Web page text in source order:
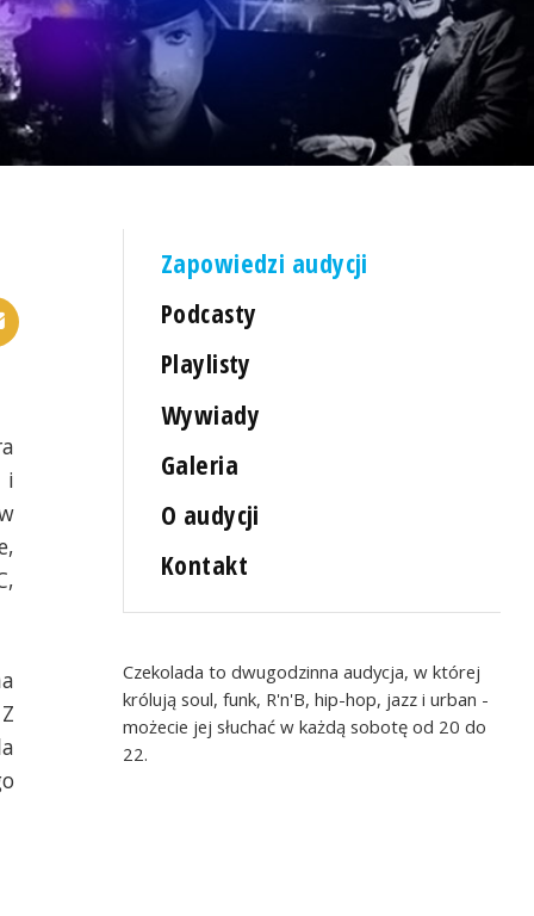
i
Zapowiedzi audycji
Podcasty
Playlisty
Wywiady
Galeria
O audycji
Kontakt
Czekolada to dwugodzinna audycja, w której
królują soul, funk, R'n'B, hip-hop, jazz i urban -
możecie jej słuchać w każdą sobotę od 20 do
22.